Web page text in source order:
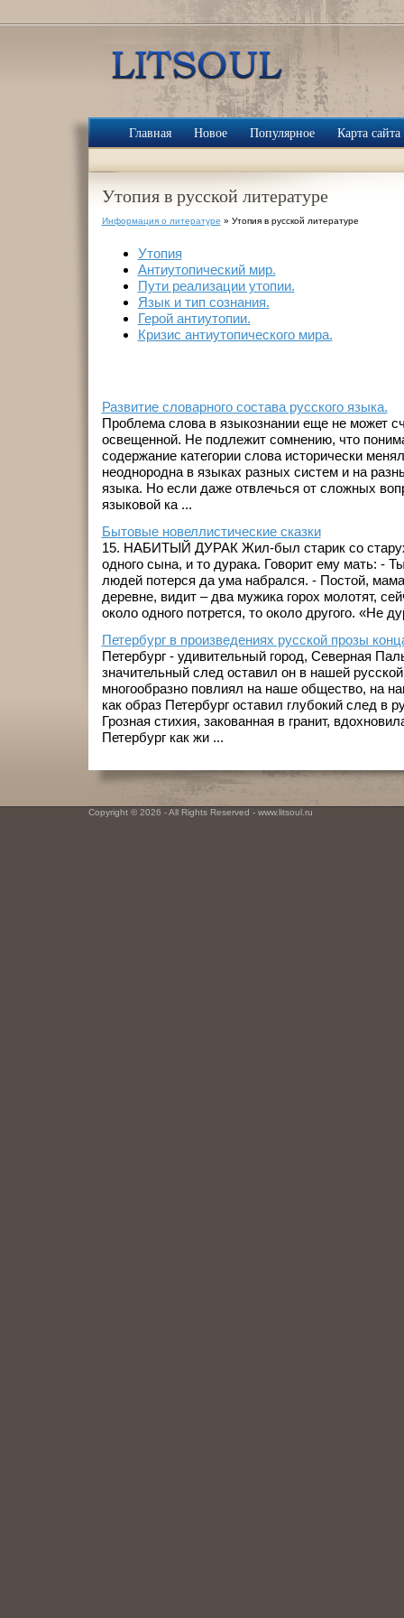
Главная Новое Популярное Карта сайта
Утопия в русской литературе
Информация о литературе » Утопия в русской литературе
Утопия
Антиутопический мир.
Пути реализации утопии.
Язык и тип сознания.
Герой антиутопии.
Кризис антиутопического мира.
Развитие словарного состава русского языка.
Проблема слова в языкознании еще не может
освещенной. Не подлежит сомнению, что
содержание категории слова исторически
неоднородна в языках разных систем и на
языка. Но если даже отвлечься от сложных
языковой ка ...
Бытовые новеллистические сказки
15. НАБИТЫЙ ДУРАК Жил-был старик со
одного сына, и то дурака. Говорит ему мать: -
людей потерся да ума набрался. - Постой,
деревне, видит – два мужика горох молотят,
около одного потрется, то около другого. «Не
Петербург в произведениях русской прозы
Петербург - удивительный город, Северная
значительный след оставил он в нашей
многообразно повлиял на наше общество, на
как образ Петербург оставил глубокий след в
Грозная стихия, закованная в гранит,
Петербург как жи ...
Copyright © 2026 - All Rights Reserved - www.litsoul.ru